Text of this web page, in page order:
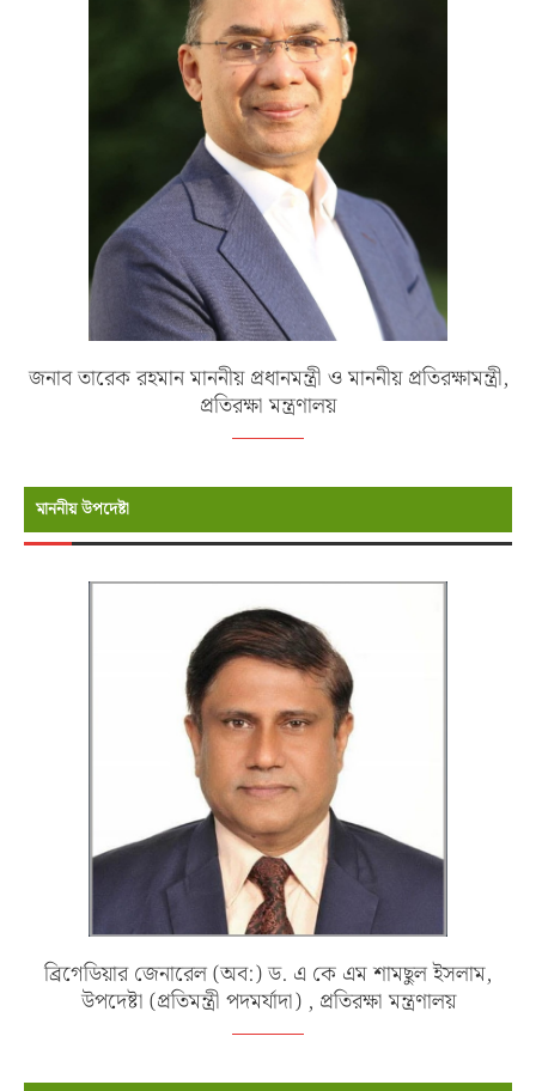
জনাব তারেক রহমান মাননীয় প্রধানমন্ত্রী ও মাননীয় প্রতিরক্ষামন্ত্রী,
প্রতিরক্ষা মন্ত্রণালয়
মাননীয় উপদেষ্টা
ব্রিগেডিয়ার জেনারেল (অব:) ড. এ কে এম শামছুল ইসলাম,
উপদেষ্টা (প্রতিমন্ত্রী পদমর্যাদা) , প্রতিরক্ষা মন্ত্রণালয়